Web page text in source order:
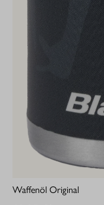
Waffenöl Original